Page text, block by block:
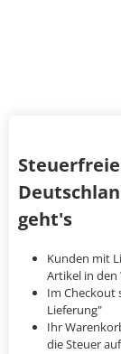
geht's
Kunden mit
Artikel in
Im Checkout
Lieferung"
Ihr
die Steuer